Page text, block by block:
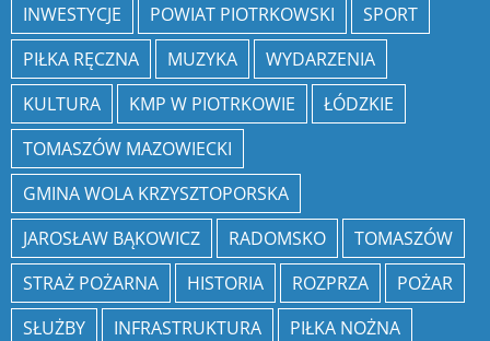
INWESTYCJE
POWIAT PIOTRKOWSKI
SPORT
PIŁKA RĘCZNA
MUZYKA
WYDARZENIA
KULTURA
KMP W PIOTRKOWIE
ŁÓDZKIE
TOMASZÓW MAZOWIECKI
GMINA WOLA KRZYSZTOPORSKA
JAROSŁAW BĄKOWICZ
RADOMSKO
TOMASZÓW
STRAŻ POŻARNA
HISTORIA ROZPRZA
POŻAR
SŁUŻBY
INFRASTRUKTURA PIŁKA NOŻNA